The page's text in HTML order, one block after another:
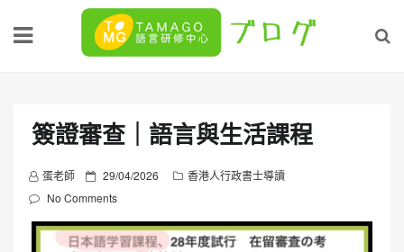
簽證審查｜語言與生活課程
蛋老師
P
o
t
29/04/2026
香港人行政書士導讀
No Comments